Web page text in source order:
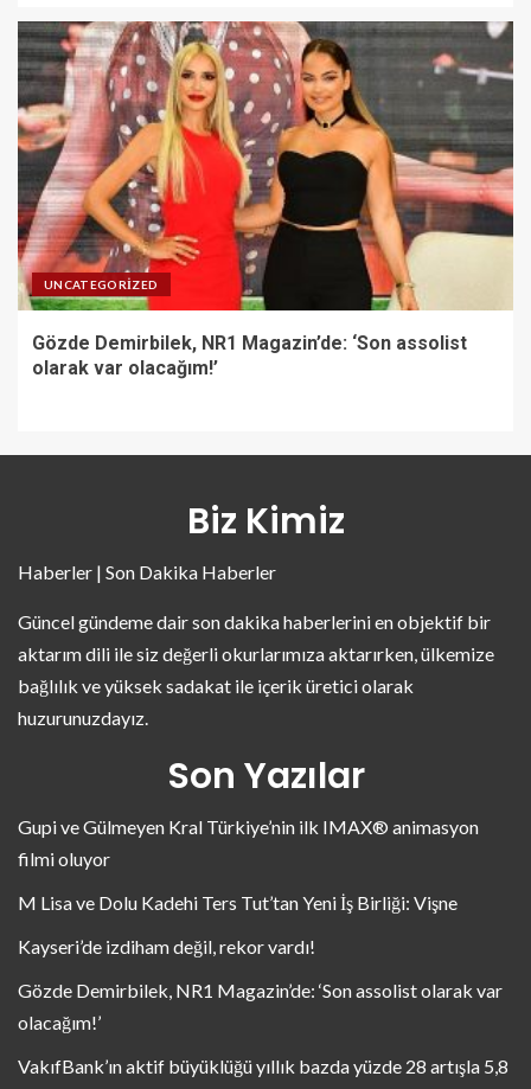
UNCATEGORIZED
Gözde Demirbilek, NR1 Magazin’de: ‘Son assolist
olarak var olacağım!’
Biz Kimiz
Haberler | Son Dakika Haberler
Güncel gündeme dair son dakika haberlerini en objektif bir
aktarım dili ile siz değerli okurlarımıza aktarırken, ülkemize
bağlılık ve yüksek sadakat ile içerik üretici olarak
huzurunuzdayız.
Son Yazılar
Gupi ve Gülmeyen Kral Türkiye’nin ilk IMAX® animasyon
filmi oluyor
M Lisa ve Dolu Kadehi Ters Tut’tan Yeni İş Birliği: Vişne
Kayseri’de izdiham değil, rekor vardı!
Gözde Demirbilek, NR1 Magazin’de: ‘Son assolist olarak var
olacağım!’
VakıfBank’ın aktif büyüklüğü yıllık bazda yüzde 28 artışla 5,8